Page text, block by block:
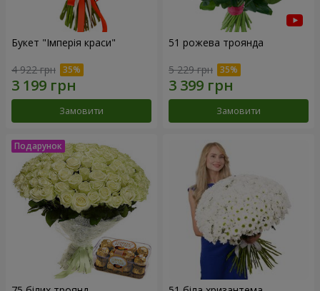
Букет "Імперія краси"
4 922 грн
Замовити
51 рожева троянда
5 229 грн
Замовити